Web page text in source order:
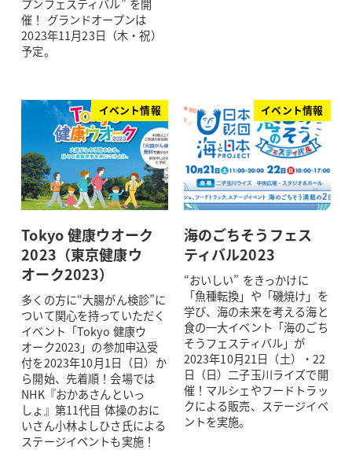
プンフェスティバル” を開
催！ グランドオープンは
2023年11月23日（木・祝）
予定。
イベント情報
Tokyo 健康ウオーク
2023（東京健康ウ
オーク2023）
多くの方に“大腸がん検診”に
ついて関心を持っていただく
イベント「Tokyo 健康ウ
オーク2023」の参加申込受
付を2023年10月1日（日）か
ら開始、先着順！会場では
NHK『おかあさんといっ
しょ』第11代目 体操のおに
いさん小林よしひさ氏による
ステージイベントも実施！
イベント情報
海のごちそうフェス
ティバル2023
“おいしい” をきっかけに
「魚種転換」や「磯焼け」を
学び、海の未来を考える海と
食の一大イベント「海のごち
そうフェスティバル」が
2023年10月21日（土）・22
日（日）二子玉川ライズで開
催！マルシェやフードトラッ
クによる販売、ステージイベ
ントを実施。